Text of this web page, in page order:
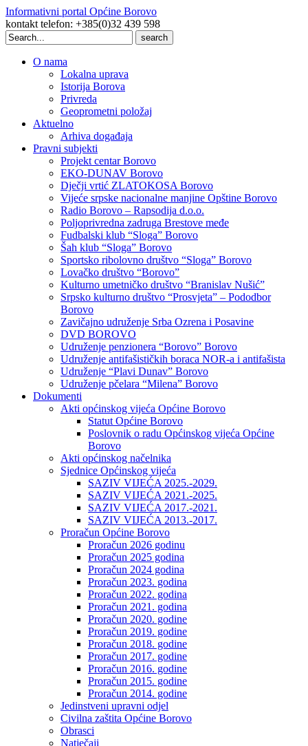
Informativni portal Općine Borovo
kontakt telefon: +385(0)32 439 598
Search
for:
O nama
Lokalna uprava
Istorija Borova
Privreda
Geoprometni položaj
Aktuelno
Arhiva događaja
Pravni subjekti
Projekt centar Borovo
EKO-DUNAV Borovo
Dječji vrtić ZLATOKOSA Borovo
Vijeće srpske nacionalne manjine Opštine Borovo
Radio Borovo – Rapsodija d.o.o.
Poljoprivredna zadruga Brestove međe
Fudbalski klub “Sloga” Borovo
Šah klub “Sloga” Borovo
Sportsko ribolovno društvo “Sloga” Borovo
Lovačko društvo “Borovo”
Kulturno umetničko društvo “Branislav Nušić”
Srpsko kulturno društvo “Prosvjeta” – Pododbor
Borovo
Zavičajno udruženje Srba Ozrena i Posavine
DVD BOROVO
Udruženje penzionera “Borovo” Borovo
Udruženje antifašističkih boraca NOR-a i antifašista
Udruženje “Plavi Dunav” Borovo
Udruženje pčelara “Milena” Borovo
Dokumenti
Akti općinskog vijeća Općine Borovo
Statut Općine Borovo
Poslovnik o radu Općinskog vijeća Općine
Borovo
Akti općinskog načelnika
Sjednice Općinskog vijeća
SAZIV VIJEĆA 2025.-2029.
SAZIV VIJEĆA 2021.-2025.
SAZIV VIJEĆA 2017.-2021.
SAZIV VIJEĆA 2013.-2017.
Proračun Općine Borovo
Proračun 2026 godinu
Proračun 2025 godina
Proračun 2024 godina
Proračun 2023. godina
Proračun 2022. godina
Proračun 2021. godina
Proračun 2020. godine
Proračun 2019. godine
Proračun 2018. godine
Proračun 2017. godine
Proračun 2016. godine
Proračun 2015. godine
Proračun 2014. godine
Jedinstveni upravni odjel
Civilna zaštita Općine Borovo
Obrasci
Natječaji